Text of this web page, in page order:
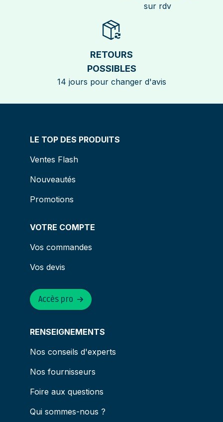
sur rdv
RETOURS
POSSIBLES
14 jours pour changer d'avis
LE TOP DES PRODUITS
Ventes Flash
Nouveautés
Promotions
VOTRE COMPTE
Vos commandes
Vos devis
RENSEIGNEMENTS
Nos conseils d'experts
Nos fournisseurs
Foire aux questions
Qui sommes-nous ?
Accès pro